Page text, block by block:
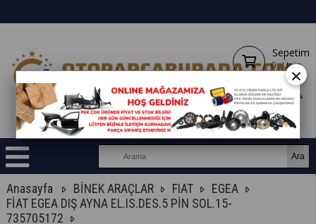
Sepetim
0 Ürün
Anasayfa BİNEK ARAÇLAR FIAT
EGEA
FİAT EGEA DIŞ AYNA EL.IS.DES.5 PİN SOL.15-
735705172
×